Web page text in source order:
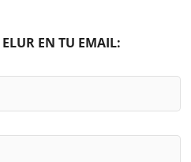
EN TU EMAIL: